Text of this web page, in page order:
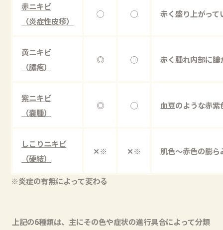
赤ニキビ
（炎症性皮疹）
◯ ◯ 赤く盛り上がって
黄ニキビ
（膿疱）
◎ ◯ 赤く腫れ内部に膿
紫ニキビ
（嚢腫）
◎ ◯ 血豆のような赤紫
しこりニキビ
（硬結）
✕※ ✕※ 肌色～赤色の膨ら
※炎症の有無によって変わる
上記の6種類は、主にその色や症状の進行具合によって分類